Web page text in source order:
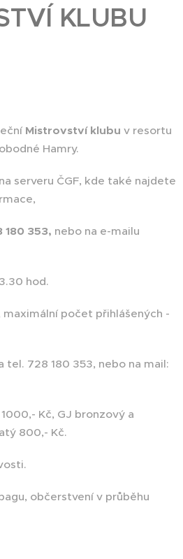
KLUBU
Mistrovství klubu v resortu
Hamry.
serveru ČGF, kde také najdete
180 353, nebo na e-mailu
hod.
počet přihlášených -
tel. 728 180 353, nebo na mail:
Kč, GJ bronzový a
800,- Kč.
občerstvení v průběhu